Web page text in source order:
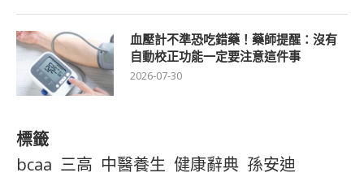
血壓計不準恐吃錯藥！藥師提醒：沒有
自動校正功能一定要注意這件事
2026-07-30
標籤
bcaa 三高 中醫養生 健康辭典 孫安迪